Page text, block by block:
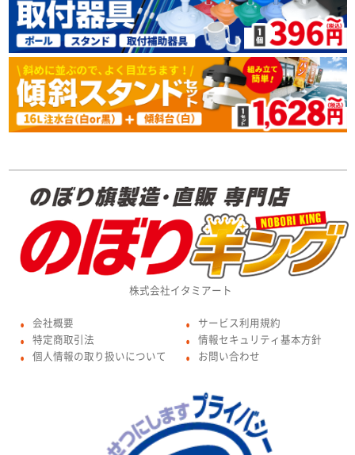
株式会社イタミアート
● 会社概要
● 特定商取引法
● 個人情報の取り扱いについて
● サービス利用規約
● 情報セキュリティ基本方針
● お問い合わせ